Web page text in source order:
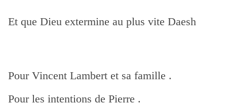
Et que Dieu extermine au plus vite Daesh
Pour Vincent Lambert et sa famille .
Pour les intentions de Pierre .